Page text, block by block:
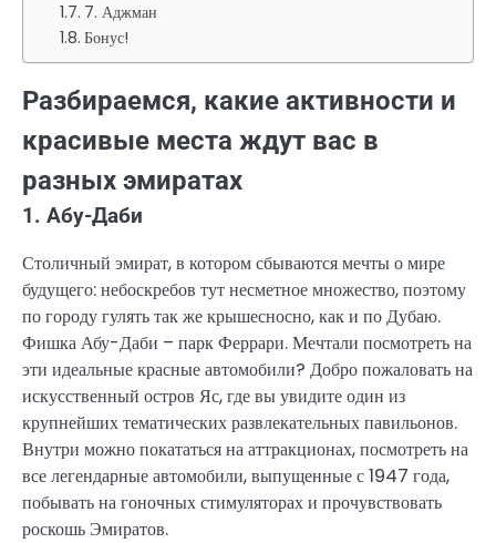
7. Аджман
Бонус!
Разбираемся, какие активности и
красивые места ждут вас в
разных эмиратах
1. Абу-Даби
Столичный эмират, в котором сбываются мечты о мире
будущего: небоскребов тут несметное множество, поэтому
по городу гулять так же крышесносно, как и по Дубаю.
Фишка Абу-Даби – парк Феррари. Мечтали посмотреть на
эти идеальные красные автомобили? Добро пожаловать на
искусственный остров Яс, где вы увидите один из
крупнейших тематических развлекательных павильонов.
Внутри можно покататься на аттракционах, посмотреть на
все легендарные автомобили, выпущенные с 1947 года,
побывать на гоночных стимуляторах и прочувствовать
роскошь Эмиратов.